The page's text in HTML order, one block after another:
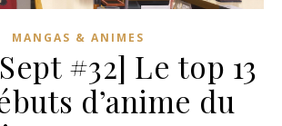
MANGAS & ANIMES
#32] Le top 13
d’anime du